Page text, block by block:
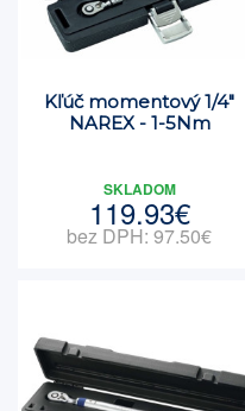
Kľúč momentový 1/4"
NAREX - 1-5Nm
SKLADOM
119.93€
bez DPH: 97.50€